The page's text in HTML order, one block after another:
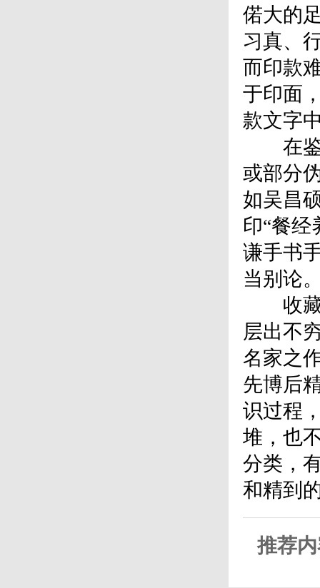
偌大的
习真、
而印款
于印面
款文字
在鉴
或部分
如吴昌
印“餐经
谦手书
当别论
收藏
层出不
名家之
先博后
识过程
堆，也
分类，
和精到
推荐